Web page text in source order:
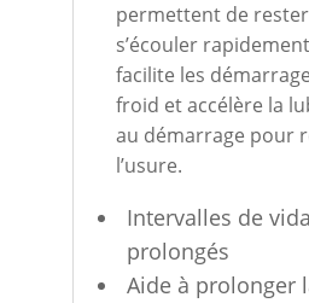
permettent de
s’écouler
facilite les
froid et accélère la
au démarrage pour
l’usure.
Intervalles de
prolongés
Aide à prolonger